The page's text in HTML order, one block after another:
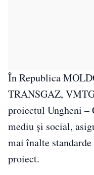
În Republica
TRANSGAZ,
proiectul Ungheni –
mediu și social,
mai înalte
proiect.